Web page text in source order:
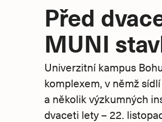
Před
MUNI
Univerzitní kampus
komplexem, v němž
a několik výzkumných
dvaceti lety – 22.